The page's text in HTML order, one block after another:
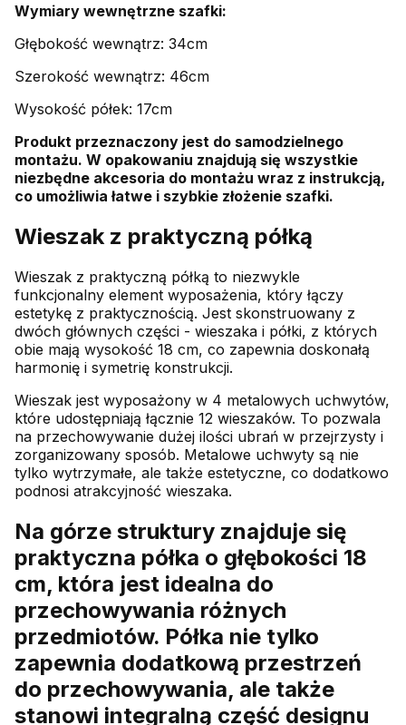
Wymiary wewnętrzne szafki:
Głębokość wewnątrz: 34cm
Szerokość wewnątrz: 46cm
Wysokość półek: 17cm
Produkt przeznaczony jest do samodzielnego
montażu. W opakowaniu znajdują się wszystkie
niezbędne akcesoria do montażu wraz z instrukcją,
co umożliwia łatwe i szybkie złożenie szafki.
Wieszak z praktyczną półką
Wieszak z praktyczną półką to niezwykle
funkcjonalny element wyposażenia, który łączy
estetykę z praktycznością. Jest skonstruowany z
dwóch głównych części - wieszaka i półki, z których
obie mają wysokość 18 cm, co zapewnia doskonałą
harmonię i symetrię konstrukcji.
Wieszak jest wyposażony w 4 metalowych uchwytów,
które udostępniają łącznie 12 wieszaków. To pozwala
na przechowywanie dużej ilości ubrań w przejrzysty i
zorganizowany sposób. Metalowe uchwyty są nie
tylko wytrzymałe, ale także estetyczne, co dodatkowo
podnosi atrakcyjność wieszaka.
Na górze struktury znajduje się
praktyczna półka o głębokości 18
cm, która jest idealna do
przechowywania różnych
przedmiotów. Półka nie tylko
zapewnia dodatkową przestrzeń
do przechowywania, ale także
stanowi integralną część designu